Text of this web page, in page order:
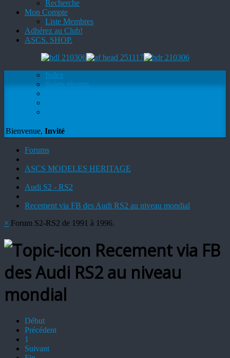
Recherche
Mon Compte
Liste Membres
Adhérez au Club!
ASCS. SHOP.
Index
Sujets récents
Bienvenue, Invité
Forums
ASCS MODELES HERITAGE
Audi S2 - RS2
Recement via FB des Audi RS2 au niveau mondial
× Forum S2-RS2 de 1991 à 1996.
Recement via FB
des Audi RS2 au niveau
mondial
Début
Précédent
1
Suivant